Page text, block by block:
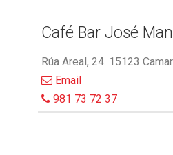
Café Bar José
Rúa Areal, 24. 15123
Email
981 73 72 37